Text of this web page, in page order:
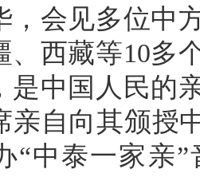
，会见多位中
、西藏等10多
是中国人民的
亲自向其颁授
“中泰一家亲